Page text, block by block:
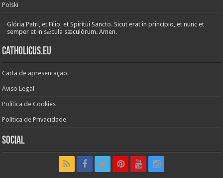
Polski
Glória Patri, et Fílio, et Spirítui Sancto. Sicut erat in princípio, et nunc et
semper et in sǽcula sæculórum. Amen.
Catholicus.eu
Carta de apresentação.
Aviso Legal
Política de Cookies
Política de Privacidade
Social